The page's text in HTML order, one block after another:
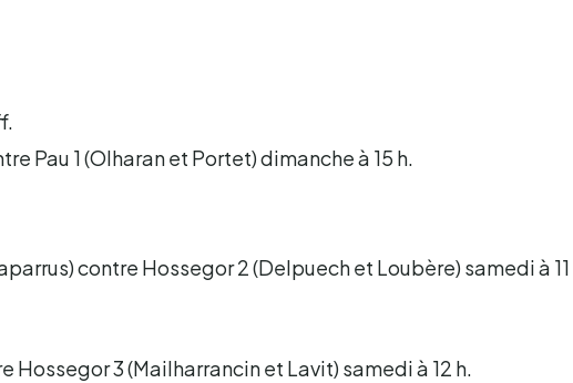
Pau 1 (Olharan et Portet) dimanche à 15 h.
contre Hossegor 2 (Delpuech et Loubère) samedi à 11
Hossegor 3 (Mailharrancin et Lavit) samedi à 12 h.